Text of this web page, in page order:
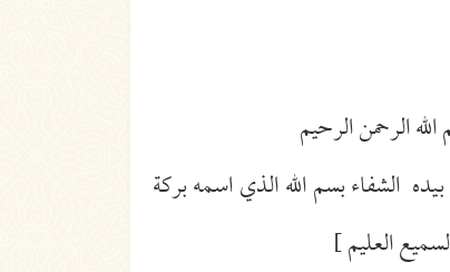
الرحمن الرحيم
الشفاء بسم الله الذي اسمه بركة
العليم ]